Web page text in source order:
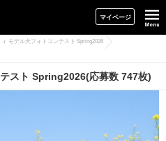
マイページ
ィ モデル犬フォトコンテスト Spring2026
スト Spring2026(応募数 747枚)